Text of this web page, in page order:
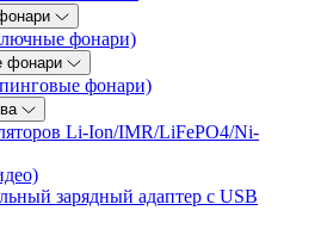
фонари)
фонари
фонари)
Li-Ion/IMR/LiFePO4/Ni-
зарядный адаптер с USB